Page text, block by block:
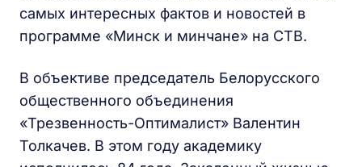
самых интересных фактов и новостей в
программе «Минск и минчане» на СТВ.
В объективе председатель Белорусского
общественного объединения
«Трезвенность-Оптималист» Валентин
Толкачев. В этом году академику